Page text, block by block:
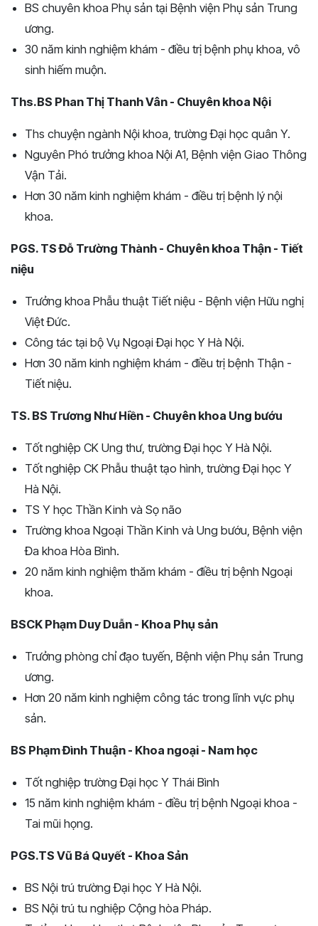
BS chuyên khoa Phụ sản tại Bệnh viện Phụ sản Trung
ương.
30 năm kinh nghiệm khám - điều trị bệnh phụ khoa, vô
sinh hiếm muộn.
Ths.BS Phan Thị Thanh Vân - Chuyên khoa Nội
Ths chuyện ngành Nội khoa, trường Đại học quân Y.
Nguyên Phó trưởng khoa Nội A1, Bệnh viện Giao Thông
Vận Tải.
Hơn 30 năm kinh nghiệm khám - điều trị bệnh lý nội
khoa.
PGS. TS Đỗ Trường Thành - Chuyên khoa Thận - Tiết
niệu
Trưởng khoa Phẫu thuật Tiết niệu - Bệnh viện Hữu nghị
Việt Đức.
Công tác tại bộ Vụ Ngoại Đại học Y Hà Nội.
Hơn 30 năm kinh nghiệm khám - điều trị bệnh Thận -
Tiết niệu.
TS. BS Trương Như Hiền - Chuyên khoa Ung bướu
Tốt nghiệp CK Ung thư, trường Đại học Y Hà Nội.
Tốt nghiệp CK Phẫu thuật tạo hình, trường Đại học Y
Hà Nội.
TS Y học Thần Kinh và Sọ não
Trường khoa Ngoại Thần Kinh và Ung bướu, Bệnh viện
Đa khoa Hòa Bình.
20 năm kinh nghiệm thăm khám - điều trị bệnh Ngoại
khoa.
BSCK Phạm Duy Duẫn - Khoa Phụ sản
Trưởng phòng chỉ đạo tuyến, Bệnh viện Phụ sản Trung
ương.
Hơn 20 năm kinh nghiệm công tác trong lĩnh vực phụ
sản.
BS Phạm Đình Thuận - Khoa ngoại - Nam học
Tốt nghiệp trường Đại học Y Thái Bình
15 năm kinh nghiệm khám - điều trị bệnh Ngoại khoa -
Tai mũi họng.
PGS.TS Vũ Bá Quyết - Khoa Sản
BS Nội trú trường Đại học Y Hà Nội.
BS Nội trú tu nghiệp Cộng hòa Pháp.